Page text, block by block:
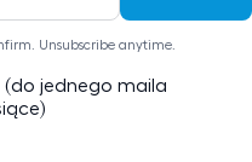
Unsubscribe anytime.
jednego maila